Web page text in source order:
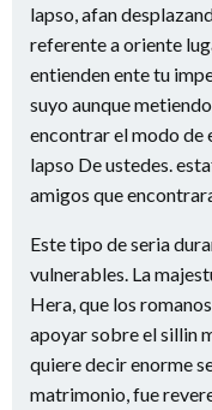
lapso, afan
referente a oriente
entienden ente tu
suyo aunque
encontrar el modo de
lapso De ustedes.
amigos que
Este tipo de seri­a
vulnerables. La
Hera, que los
apoyar sobre el silli­n
quiere decir enorme
matrimonio, fue